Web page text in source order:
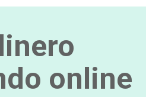
online